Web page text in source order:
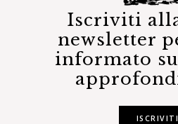
Iscriviti
newsletter
informato
ISCRIVITI